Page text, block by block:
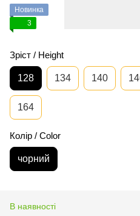
Новинка
3
Зріст / Height
128 134 140
164
Колір / Color
чорний
В наявності